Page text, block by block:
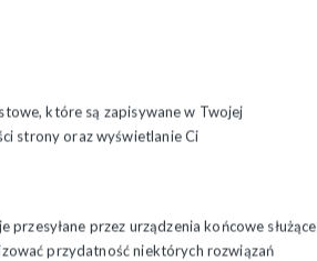
które są zapisywane w Twojej
strony oraz wyświetlanie Ci
przez urządzenia końcowe służące
przydatność niektórych rozwiązań